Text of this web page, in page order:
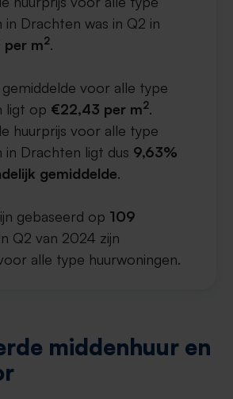
in Drachten was in Q2 in
m2.
voor alle type
ligt op €22,43 per m2.
huurprijs voor alle type
in Drachten ligt dus 9,63%
gemiddelde.
gebaseerd op 109
Q2 van 2024 zijn
alle type huurwoningen.
middenhuur en